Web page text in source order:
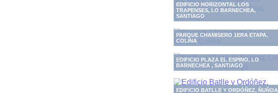
EDIFICIO HORIZONTAL LOS
TRAPENSES, LO BARNECHEA,
SANTIAGO
PARQUE CHAMISERO 1ERA ETAPA,
COLINA
EDIFICIO PLAZA EL ESPINO, LO
BARNECHEA , SANTIAGO
EDIFICIO BATLLE Y ORDÓÑEZ, ÑUÑOA